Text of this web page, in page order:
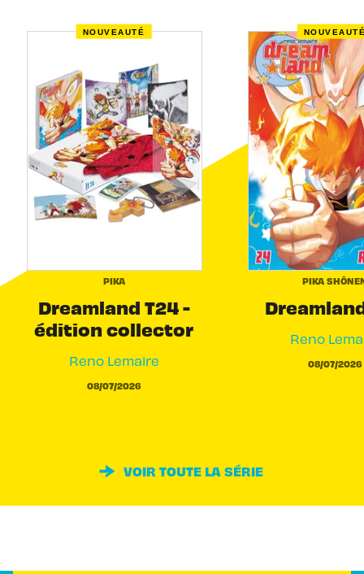
NOUVEAUTÉ
PIKA
Dreamland T24 -
édition collector
Reno Lemaire
08/07/2026
PIKA
Reno
08/07/2026
VOIR TOUTE LA SÉRIE